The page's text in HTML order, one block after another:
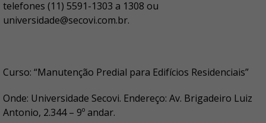
telefones (11) 5591-1303 a 1308 ou
universidade@secovi.com.br.
Curso: “Manutenção Predial para Edifícios Residenciais”
Onde: Universidade Secovi. Endereço: Av. Brigadeiro Luiz
Antonio, 2.344 – 9º andar.